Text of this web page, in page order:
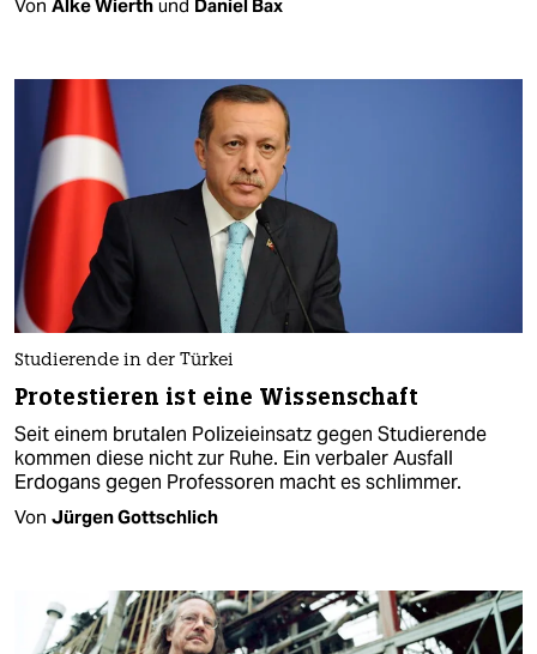
Von Alke Wierth und Daniel Bax
Studierende in der Türkei
Protestieren ist eine Wissenschaft
Seit einem brutalen Polizeieinsatz gegen Studierende
kommen diese nicht zur Ruhe. Ein verbaler Ausfall
Erdogans gegen Professoren macht es schlimmer.
Von Jürgen Gottschlich